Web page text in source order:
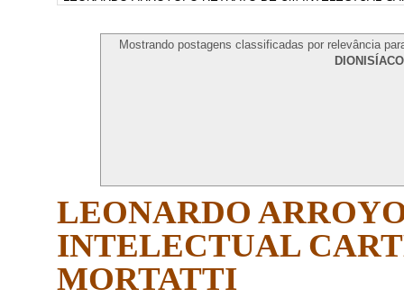
Mostrando postagens classificadas por relevância
DIONISÍACO
LEONARDO
INTELECTUAL
MORTATTI